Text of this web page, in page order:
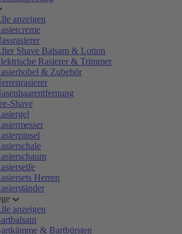
anzeigen
Shave Balsam & Lotion
Rasierer & Trimmer
& Zubehör
Shave
Herren
anzeigen
& Bartbürsten